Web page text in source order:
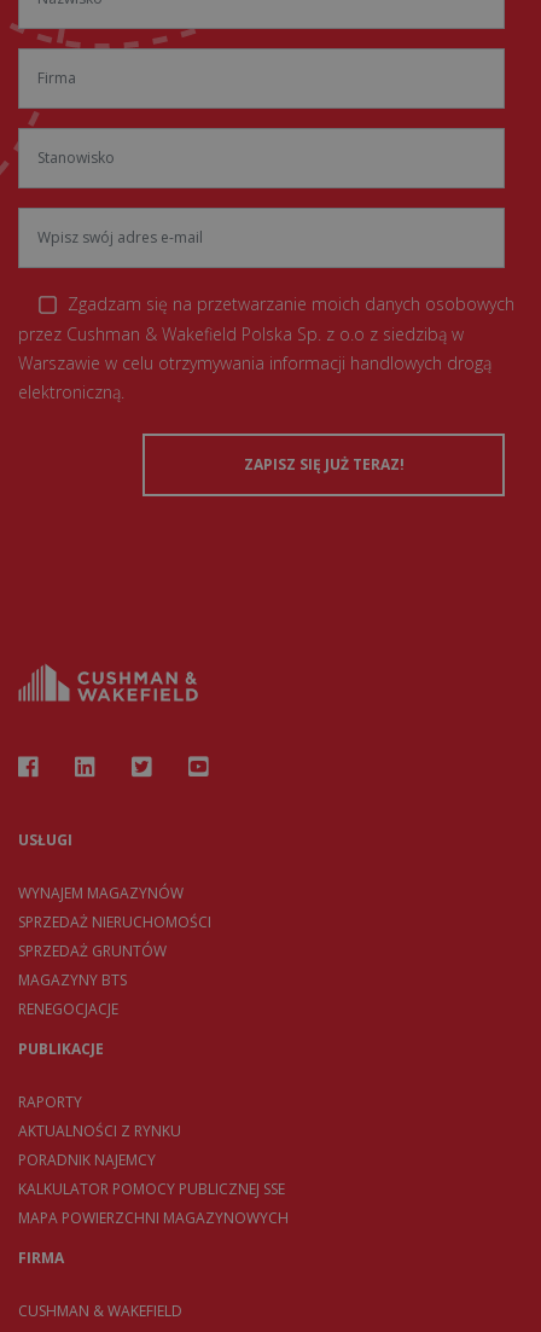
Zgadzam się na przetwarzanie moich danych osobowych
przez Cushman & Wakefield Polska Sp. z o.o z siedzibą w
Warszawie w celu otrzymywania informacji handlowych drogą
elektroniczną.
USŁUGI
WYNAJEM MAGAZYNÓW
SPRZEDAŻ NIERUCHOMOŚCI
SPRZEDAŻ GRUNTÓW
MAGAZYNY BTS
RENEGOCJACJE
PUBLIKACJE
RAPORTY
AKTUALNOŚCI Z RYNKU
PORADNIK NAJEMCY
KALKULATOR POMOCY PUBLICZNEJ SSE
MAPA POWIERZCHNI MAGAZYNOWYCH
FIRMA
CUSHMAN & WAKEFIELD